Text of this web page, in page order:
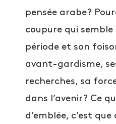
pensée arabe?
coupure qui
période et son
avant-gardisme,
recherches, sa
dans l’avenir? Ce
d’emblée, c’est